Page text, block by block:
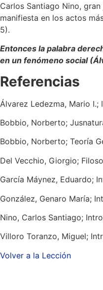
Carlos Santiago Nino,
manifiesta en los actos
5).
Entonces la palabra
en un fenómeno social
Referencias
Álvarez Ledezma, Mario
Bobbio, Norberto;
Bobbio, Norberto; Teoría
Del Vecchio, Giorgio;
García Máynez, Eduardo;
González, Genaro María;
Nino, Carlos Santiago;
Villoro Toranzo, Miguel;
Volver a la Lección